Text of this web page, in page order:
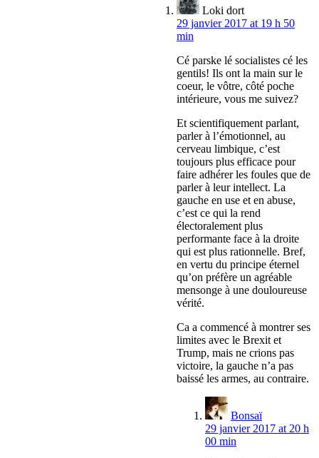
Loki dort
29 janvier 2017 at 19 h 50
min
Cé parske lé socialistes cé les
gentils! Ils ont la main sur le
coeur, le vôtre, côté poche
intérieure, vous me suivez?
Et scientifiquement parlant,
parler à l’émotionnel, au
cerveau limbique, c’est
toujours plus efficace pour
faire adhérer les foules que de
parler à leur intellect. La
gauche en use et en abuse,
c’est ce qui la rend
électoralement plus
performante face à la droite
qui est plus rationnelle. Bref,
en vertu du principe éternel
qu’on préfère un agréable
mensonge à une douloureuse
vérité.
Ca a commencé à montrer ses
limites avec le Brexit et
Trump, mais ne crions pas
victoire, la gauche n’a pas
baissé les armes, au contraire.
Bonsaï
29 janvier 2017 at 20 h
00 min